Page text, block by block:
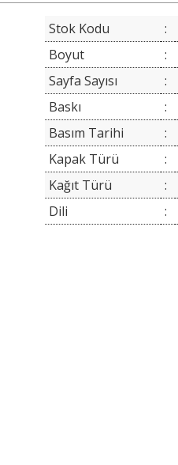
Stok Kodu :
Boyut
:
Sayfa Sayısı
:
Baskı
:
Basım Tarihi
:
Kapak Türü
:
Kağıt Türü
:
Dili
: